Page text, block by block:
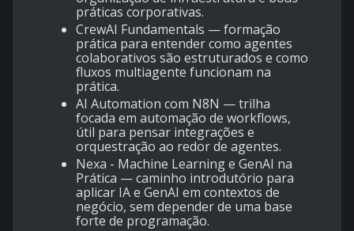
práticas corporativas.
CrewAI Fundamentals — formação
prática para entender como agentes
colaborativos são estruturados e como
fluxos multiagente funcionam na
prática.
AI Automation com N8N — trilha
focada em automação de workflows,
útil para pensar integrações e
orquestração ao redor de agentes.
Nexa - Machine Learning e GenAI na
Prática — caminho introdutório para
aplicar IA e GenAI em contextos de
negócio, sem depender de uma base
forte de programação.